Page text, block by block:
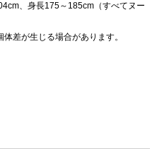
、身長175～185cm（すべてヌー
差が生じる場合があります。